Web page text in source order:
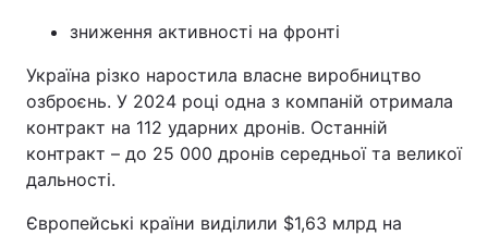
зниження активності на фронті
Україна різко наростила власне виробництво
озброєнь. У 2024 році одна з компаній отримала
контракт на 112 ударних дронів. Останній
контракт – до 25 000 дронів середньої та великої
дальності.
Європейські країни виділили $1,63 млрд на